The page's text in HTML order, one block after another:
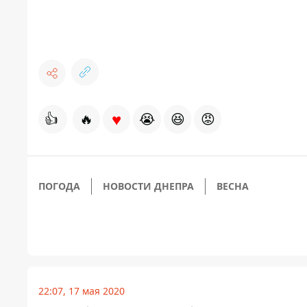
👍 🔥 ♥ 😭 😆 😡
ПОГОДА НОВОСТИ ДНЕПРА ВЕСНА
22:07, 17 мая 2020